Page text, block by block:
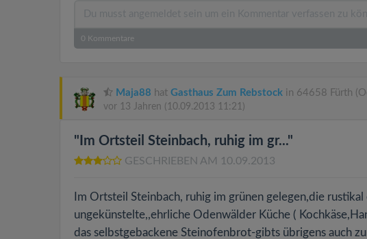
0 Kommentare
Maja88 hat Gasthaus Zum Rebstock in 64658 Fürth
vor 13 Jahren (10.09.2013 11:21)
"Im Ortsteil Steinbach, ruhig im gr..."
GESCHRIEBEN AM 10.09.2013
Im Ortsteil Steinbach, ruhig im grünen gelegen,die
ungekünstelte,,ehrliche Odenwälder Küche (
das selbstgebackene Steinofenbrot-gibts übrigens auch